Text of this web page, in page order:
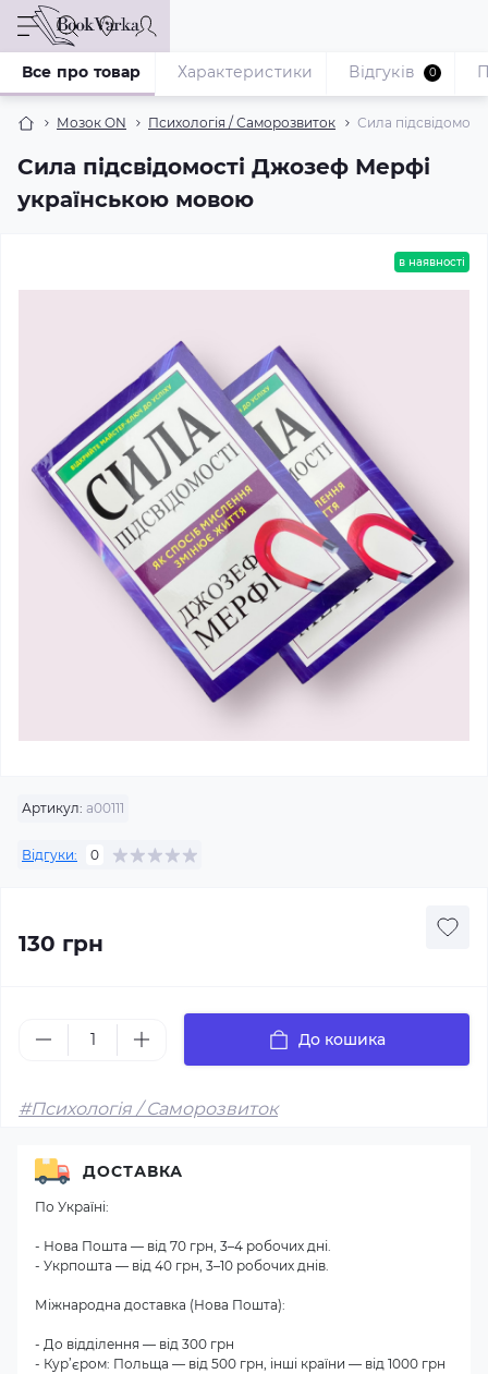
Мозок ON Психологія / Саморозвиток Сила
Сила підсвідомості Джозеф Мерфі
українською мовою
Все про товар Характеристики Відгуків 0
в наявності
Артикул: a00111
Відгуки: 0
130 грн
До кошика
#Психологія / Саморозвиток
ДОСТАВКА
По Україні:
- Нова Пошта — від 70 грн, 3–4 робочих дні.
- Укрпошта — від 40 грн, 3–10 робочих днів.
Міжнародна доставка (Нова Пошта):
- До відділення — від 300 грн
- Кур’єром: Польща — від 500 грн, інші країни — від 1000 грн